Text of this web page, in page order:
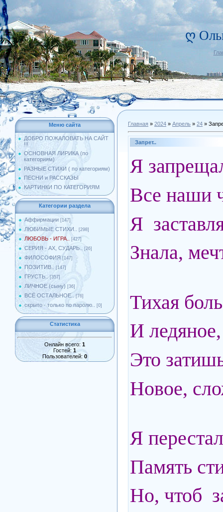
ღ
Меню сайта
ДОБРО ПОЖАЛОВАТЬ НА САЙТ
!!!
ОСНОВНАЯ ЛИРИКА (по
категориям)
РАЗНЫЕ СТИХИ ( по категориям)
ПЕСНИ и РАССКАЗЫ
КАРТИНКИ ПО КАТЕГОРИЯМ
Категории раздела
Аффирмации [147]
ЛЮБИМЫЕ СТИХИ.. [298]
ЛЮБОВЬ - ИГРА.. [427]
СЕРИЯ - АХ, СУДАРЬ.. [26]
ФИЛОСОФИЯ [147]
ПОЗИТИВ.. [147]
ГРУСТЬ.. [357]
ЛИЧНОЕ (сыну) [36]
ВСЁ ОСТАЛЬНОЕ.. [76]
скрыто - только по паролю.. [0]
Статистика
Онлайн всего: 1
Гостей: 1
Пользователей: 0
Главная » 2024 » Апрель » 24 »
Запрет..
Я
Все наши
Я
Знала,
Тихая
И
Это
Новое,
Я
Память
Но, чтоб